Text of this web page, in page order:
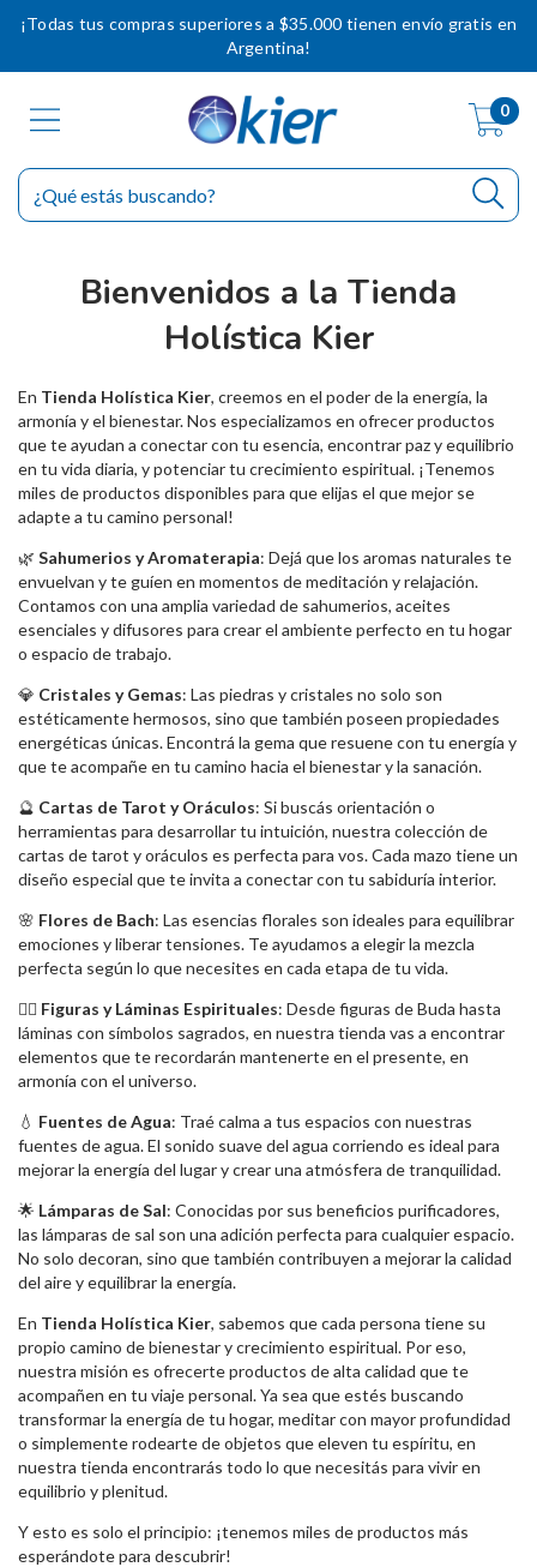
¡Todas tus compras superiores a $35.000 tienen envío gratis en
Argentina!
0
Bienvenidos a la Tienda
Holística Kier
En Tienda Holística Kier, creemos en el poder de la energía, la
armonía y el bienestar. Nos especializamos en ofrecer productos
que te ayudan a conectar con tu esencia, encontrar paz y equilibrio
en tu vida diaria, y potenciar tu crecimiento espiritual. ¡Tenemos
miles de productos disponibles para que elijas el que mejor se
adapte a tu camino personal!
🌿 Sahumerios y Aromaterapia: Dejá que los aromas naturales te
envuelvan y te guíen en momentos de meditación y relajación.
Contamos con una amplia variedad de sahumerios, aceites
esenciales y difusores para crear el ambiente perfecto en tu hogar
o espacio de trabajo.
💎 Cristales y Gemas: Las piedras y cristales no solo son
estéticamente hermosos, sino que también poseen propiedades
energéticas únicas. Encontrá la gema que resuene con tu energía y
que te acompañe en tu camino hacia el bienestar y la sanación.
🔮 Cartas de Tarot y Oráculos: Si buscás orientación o
herramientas para desarrollar tu intuición, nuestra colección de
cartas de tarot y oráculos es perfecta para vos. Cada mazo tiene un
diseño especial que te invita a conectar con tu sabiduría interior.
🌸 Flores de Bach: Las esencias florales son ideales para equilibrar
emociones y liberar tensiones. Te ayudamos a elegir la mezcla
perfecta según lo que necesites en cada etapa de tu vida.
🧘‍♀️ Figuras y Láminas Espirituales: Desde figuras de Buda hasta
láminas con símbolos sagrados, en nuestra tienda vas a encontrar
elementos que te recordarán mantenerte en el presente, en
armonía con el universo.
💧 Fuentes de Agua: Traé calma a tus espacios con nuestras
fuentes de agua. El sonido suave del agua corriendo es ideal para
mejorar la energía del lugar y crear una atmósfera de tranquilidad.
🌟 Lámparas de Sal: Conocidas por sus beneficios purificadores,
las lámparas de sal son una adición perfecta para cualquier espacio.
No solo decoran, sino que también contribuyen a mejorar la calidad
del aire y equilibrar la energía.
En Tienda Holística Kier, sabemos que cada persona tiene su
propio camino de bienestar y crecimiento espiritual. Por eso,
nuestra misión es ofrecerte productos de alta calidad que te
acompañen en tu viaje personal. Ya sea que estés buscando
transformar la energía de tu hogar, meditar con mayor profundidad
o simplemente rodearte de objetos que eleven tu espíritu, en
nuestra tienda encontrarás todo lo que necesitás para vivir en
equilibrio y plenitud.
Y esto es solo el principio: ¡tenemos miles de productos más
esperándote para descubrir!